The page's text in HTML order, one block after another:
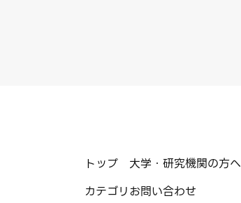
トップ
カテゴリ
大学・研究機関の方へ
お問い合わせ